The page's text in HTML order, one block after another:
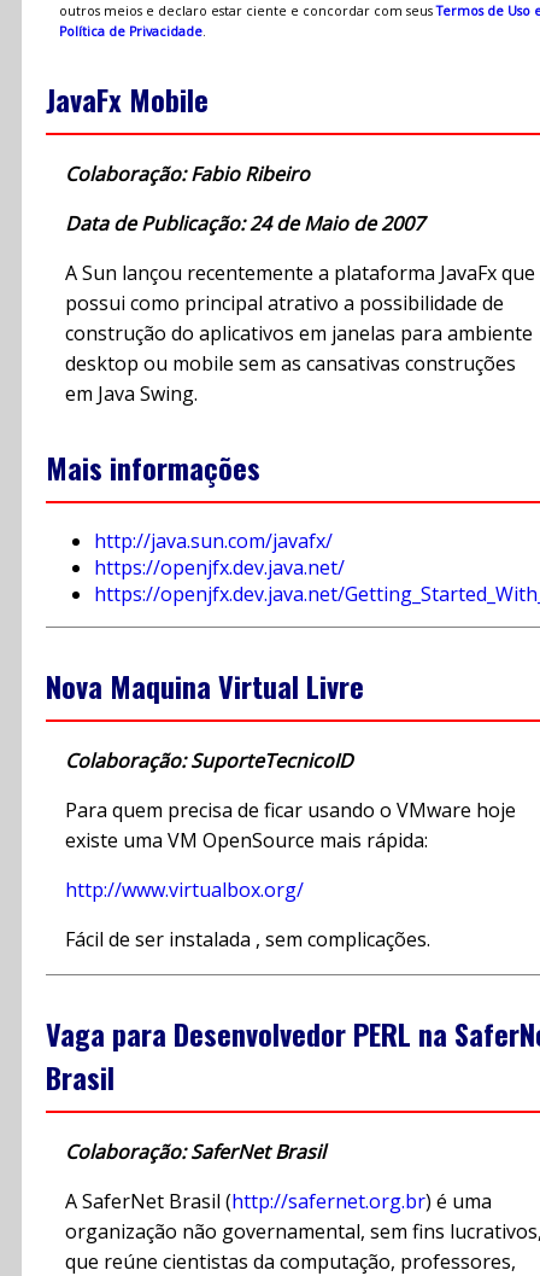
outros meios e declaro estar ciente e concordar com seusTermos de Uso
Política de Privacidade.
JavaFx Mobile
Colaboração: Fabio Ribeiro
Data de Publicação: 24 de Maio de 2007
A Sun lançou recentemente a plataforma JavaFx que
possui como principal atrativo a possibilidade de
construção do aplicativos em janelas para ambiente
desktop ou mobile sem as cansativas construções
em Java Swing.
Mais informações
http://java.sun.com/javafx/
https://openjfx.dev.java.net/
https://openjfx.dev.java.net/
Nova Maquina Virtual Livre
Colaboração: SuporteTecnicoID
Para quem precisa de ficar usando o VMware hoje
existe uma VM OpenSource mais rápida:
http://www.virtualbox.org/
Fácil de ser instalada , sem complicações.
Vaga para Desenvolvedor PERL na
Brasil
Colaboração: SaferNet Brasil
A SaferNet Brasil (http://safernet.org.br) é uma
organização não governamental, sem fins
que reúne cientistas da computação, professores,